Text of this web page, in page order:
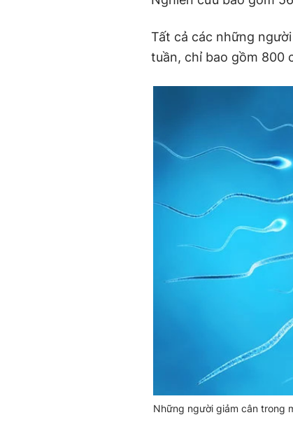
Tất cả các những
tuần, chỉ bao gồm 800
Những người giảm cân trong